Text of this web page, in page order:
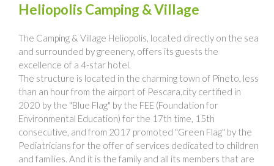
Heliopolis Camping & Village
The Camping & Village Heliopolis, located directly on the sea
and surrounded by greenery, offers its guests the
excellence of a 4-star hotel.
The structure is located in the charming town of Pineto, less
than an hour from the airport of Pescara,city certified in
2020 by the "Blue Flag" by the FEE (Foundation for
Environmental Education) for the 17th time, 15th
consecutive, and from 2017 promoted "Green Flag" by the
Pediatricians for the offer of services dedicated to children
and families. And it is the family and all its members that are